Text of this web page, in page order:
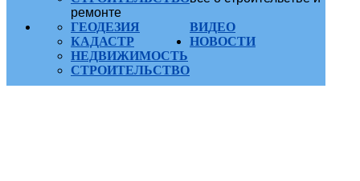
ремонте
ВИДЕО
ГЕОДЕЗИЯ
КАДАСТР
НЕДВИЖИМОСТЬ
СТРОИТЕЛЬСТВО
НОВОСТИ